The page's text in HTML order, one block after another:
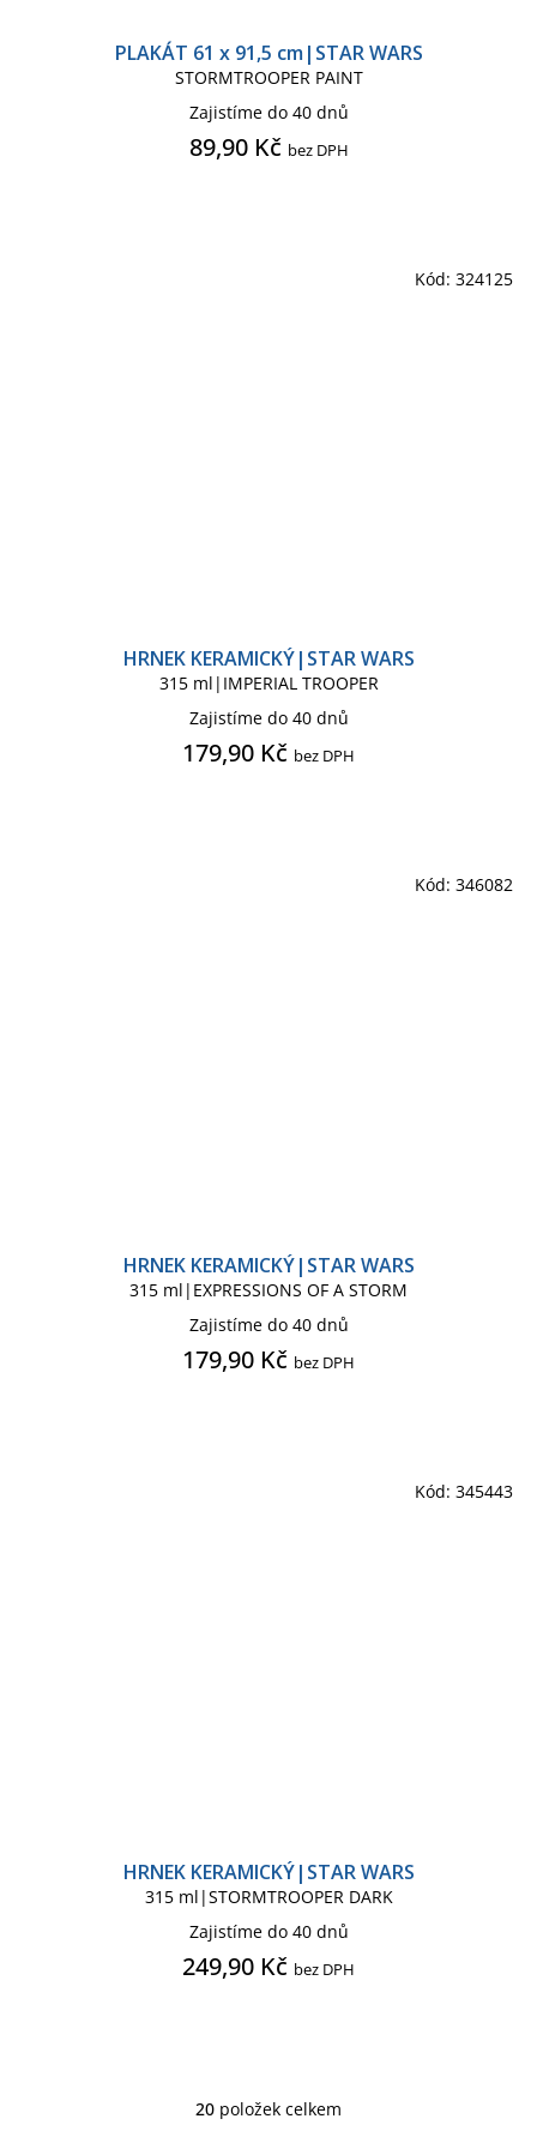
PLAKÁT 61 x 91,5 cm|STAR WARS
STORMTROOPER PAINT
Zajistíme do 40 dnů
89,90 Kč bez DPH
HRNEK KERAMICKÝ|STAR WARS
315 ml|IMPERIAL TROOPER
Zajistíme do 40 dnů
179,90 Kč bez DPH
Kód: 324125
HRNEK KERAMICKÝ|STAR WARS
315 ml|EXPRESSIONS OF A STORM
Zajistíme do 40 dnů
179,90 Kč bez DPH
Kód: 346082
HRNEK KERAMICKÝ|STAR WARS
315 ml|STORMTROOPER DARK
Zajistíme do 40 dnů
249,90 Kč bez DPH
Kód: 345443
O
20 položek celkem